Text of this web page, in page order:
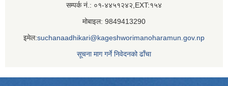
सम्पर्क नं.: ०१-४४५१२४२,EXT:१५४
मोबाइल: 9849413290
इमेल:suchanaadhikari@kageshworimanoharamun.gov.np
सूचना माग गर्ने निवेदनको ढाँचा